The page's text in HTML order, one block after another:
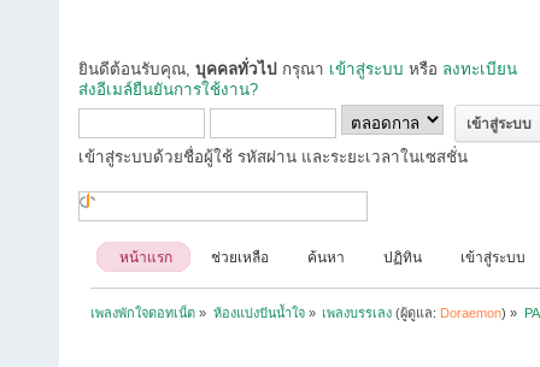
ยินดีต้อนรับคุณ, บุคคลทั่วไป กรุณา เข้าสู่ระบบ หรือ ลงทะเบียน
ส่งอีเมล์ยืนยันการใช้งาน?
เข้าสู่ระบบด้วยชื่อผู้ใช้ รหัสผ่าน และระยะเวลาในเซสชั่น
หน้าแรก ช่วยเหลือ ค้นหา ปฏิทิน เข้าสู่ระบบ
เพลงพักใจดอทเน็ต » ห้องแบ่งปันน้ำใจ» เพลงบรรเลง (ผู้ดูแล: Doraemon) »